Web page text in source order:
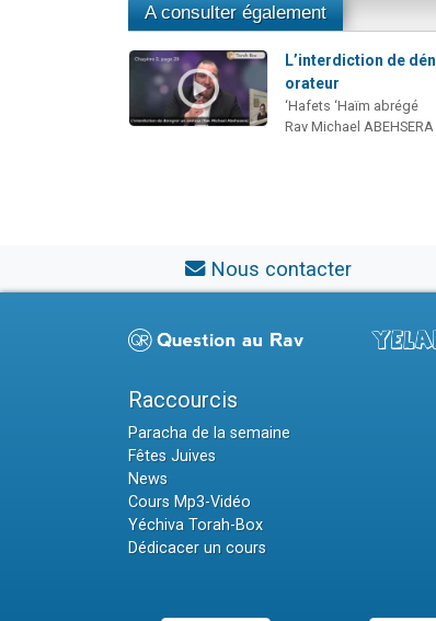
A consulter également
L’interdiction de
orateur
‘Hafets ‘Haïm abrégé
Rav Michael ABEHSERA
Nous contacter
Raccourcis
Paracha de la semaine
Fêtes Juives
News
Cours Mp3-Vidéo
Yéchiva Torah-Box
Dédicacer un cours